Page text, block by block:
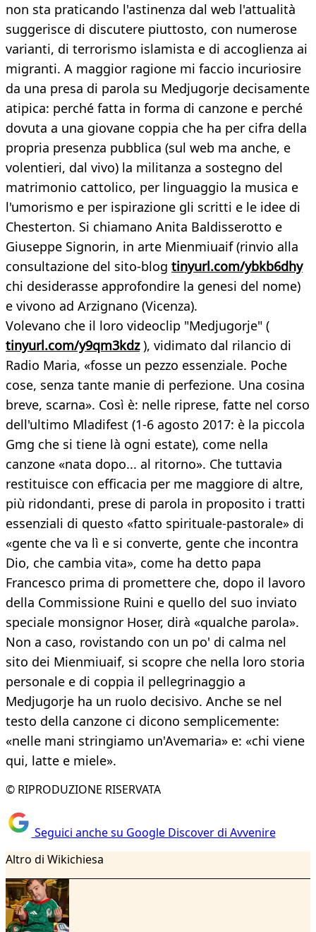
non sta praticando l'astinenza dal web l'attualità
suggerisce di discutere piuttosto, con numerose
varianti, di terrorismo islamista e di accoglienza ai
migranti. A maggior ragione mi faccio incuriosire
da una presa di parola su Medjugorje decisamente
atipica: perché fatta in forma di canzone e perché
dovuta a una giovane coppia che ha per cifra della
propria presenza pubblica (sul web ma anche, e
volentieri, dal vivo) la militanza a sostegno del
matrimonio cattolico, per linguaggio la musica e
l'umorismo e per ispirazione gli scritti e le idee di
Chesterton. Si chiamano Anita Baldisserotto e
Giuseppe Signorin, in arte Mienmiuaif (rinvio alla
consultazione del sito-blog tinyurl.com/ybkb6dhy
chi desiderasse approfondire la genesi del nome)
e vivono ad Arzignano (Vicenza).
Volevano che il loro videoclip "Medjugorje" (
tinyurl.com/y9qm3kdz), vidimato dal rilancio di
Radio Maria, «fosse un pezzo essenziale. Poche
cose, senza tante manie di perfezione. Una cosina
breve, scarna». Così è: nelle riprese, fatte nel corso
dell'ultimo Mladifest (1-6 agosto 2017: è la piccola
Gmg che si tiene là ogni estate), come nella
canzone «nata dopo... al ritorno». Che tuttavia
restituisce con efficacia per me maggiore di altre,
più ridondanti, prese di parola in proposito i tratti
essenziali di questo «fatto spirituale-pastorale» di
«gente che va lì e si converte, gente che incontra
Dio, che cambia vita», come ha detto papa
Francesco prima di promettere che, dopo il lavoro
della Commissione Ruini e quello del suo inviato
speciale monsignor Hoser, dirà «qualche parola».
Non a caso, rovistando con un po' di calma nel
sito dei Mienmiuaif, si scopre che nella loro storia
personale e di coppia il pellegrinaggio a
Medjugorje ha un ruolo decisivo. Anche se nel
testo della canzone ci dicono semplicemente:
«nelle mani stringiamo un'Avemaria» e: «chi viene
qui, latte e miele».
© RIPRODUZIONE RISERVATA
Seguici anche su Google Discover di Avvenire
Altro di Wikichiesa